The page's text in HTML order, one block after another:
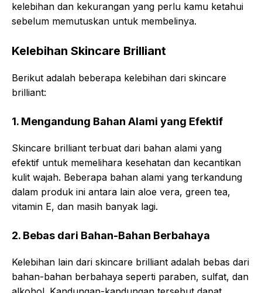
kelebihan dan kekurangan yang perlu kamu ketahui
sebelum memutuskan untuk membelinya.
Kelebihan Skincare Brilliant
Berikut adalah beberapa kelebihan dari skincare
brilliant:
1. Mengandung Bahan Alami yang Efektif
Skincare brilliant terbuat dari bahan alami yang
efektif untuk memelihara kesehatan dan kecantikan
kulit wajah. Beberapa bahan alami yang terkandung
dalam produk ini antara lain aloe vera, green tea,
vitamin E, dan masih banyak lagi.
2. Bebas dari Bahan-Bahan Berbahaya
Kelebihan lain dari skincare brilliant adalah bebas dari
bahan-bahan berbahaya seperti paraben, sulfat, dan